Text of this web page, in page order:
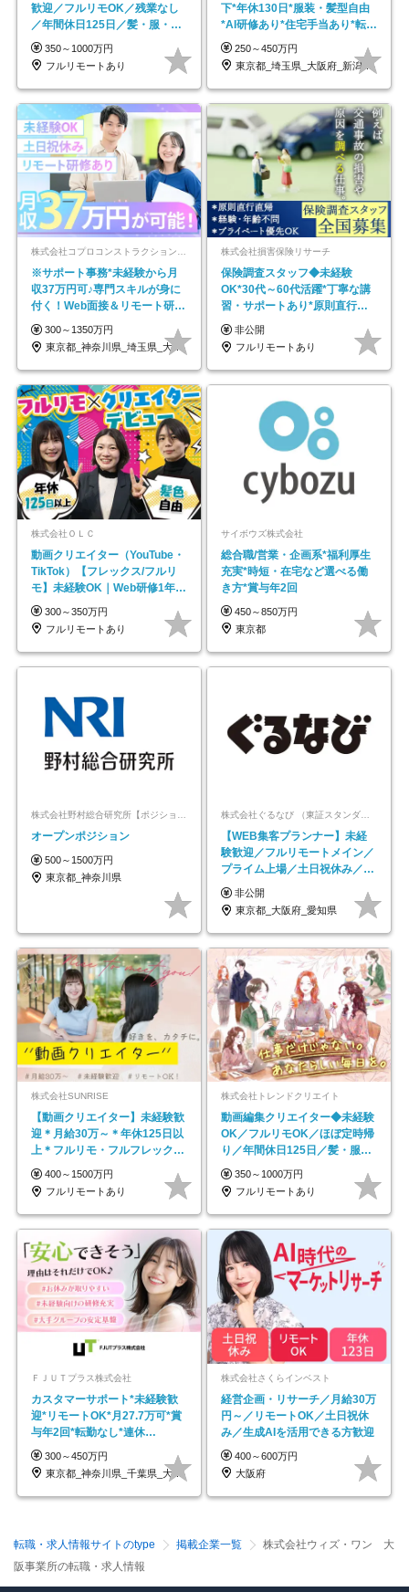
歓迎／フルリモOK／残業なし
／年間休日125日／髪・服・ネ
イル自由／研修充実で安心
350～1000万円
フルリモートあり
下*年休130日*服装・髪型自由
*AI研修あり*住宅手当あり*転勤
なし
250～450万円
東京都_埼玉県_大阪府_新潟県_福岡県
※サポート事務*未経験から月
収37万円可♪専門スキルが身に
付く！Web面接＆リモート研修
も充実♪/a
300～1350万円
東京都_神奈川県_埼玉県_大阪府_愛知県…
株式会社損害保険リサーチ
保険調査スタッフ◆未経験
OK*30代～60代活躍*丁寧な講
習・サポートあり*原則直行直
帰／全国募集・業務委託
非公開
フルリモートあり
株式会社ＯＬＣ
動画クリエイター（YouTube・
TikTok）【フレックス/フルリ
モ】未経験OK｜Web研修1年間
｜副業OK
300～350万円
フルリモートあり
サイボウズ株式会社
総合職/営業・企画系*福利厚生
充実*時短・在宅など選べる働
き方*賞与年2回
450～850万円
東京都
オープンポジション
500～1500万円
東京都_神奈川県
株式会社ぐるなび （東証スタンダード上場）
【WEB集客プランナー】未経
験歓迎／フルリモートメイン／
プライム上場／土日祝休み／東
京・大阪・名古屋
非公開
東京都_大阪府_愛知県
株式会社SUNRISE
【動画クリエイター】未経験歓
迎＊月給30万～＊年休125日以
上＊フルリモ・フルフレックス
◆10名の採用が決定◆
400～1500万円
フルリモートあり
株式会社トレンドクリエイト
動画編集クリエイター◆未経験
OK／フルリモOK／ほぼ定時帰
り／年間休日125日／髪・服・
ネイル自由／副業OK
350～1000万円
フルリモートあり
ＦＪＵＴプラス株式会社
カスタマーサポート*未経験歓
迎*リモートOK*月27.7万可*賞
与年2回*転勤なし*連休
OK/ZE010232
300～450万円
東京都_神奈川県_千葉県_大阪府_愛知県…
株式会社さくらインベスト
経営企画・リサーチ／月給30万
円～／リモートOK／土日祝休
み／生成AIを活用できる方歓迎
400～600万円
大阪府
転職・求人情報サイトのtype 掲載企業一覧
株式会社ウィズ・ワン 大
阪事業所の転職・求人情報